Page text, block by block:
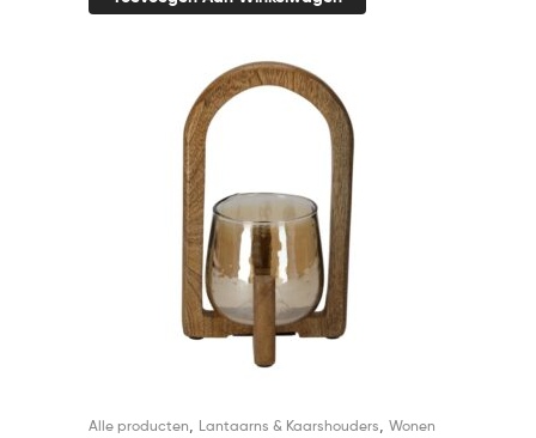
Alle producten Lantaarns & Kaarshouders Wonen